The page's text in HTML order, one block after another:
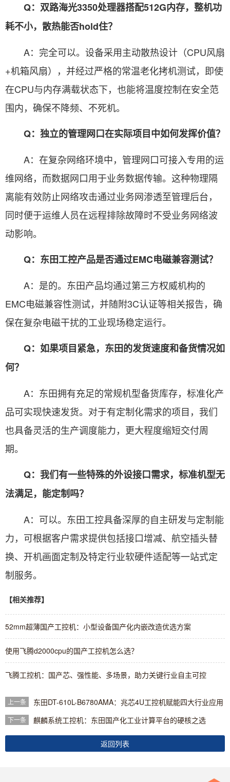
Q：双路海光3350处理器搭配512G内存，整机功
耗不小，散热能否hold住？
A：完全可以。设备采用主动散热设计（CPU风扇
+机箱风扇），并经过严格的常温老化拷机测试，即使
在CPU与内存满载状态下，也能将温度控制在安全范
围内，确保不降频、不死机。
Q：独立的管理网口在实际项目中如何发挥价值？
A：在复杂网络环境中，管理网口可接入专用的运
维网络，而数据网口用于业务数据传输。这种物理隔
离能有效防止网络攻击通过业务网渗透至管理后台，
同时便于运维人员在远程排除故障时不受业务网络波
动影响。
Q：东田工控产品是否通过EMC电磁兼容测试？
A：是的。东田产品均通过第三方权威机构的
EMC电磁兼容性测试，并随附3C认证等相关报告，确
保在复杂电磁干扰的工业现场稳定运行。
Q：如果项目紧急，东田的发货速度和备货情况如
何？
A：东田拥有充足的常规机型备货库存，标准化产
品可实现快速发货。对于有定制化需求的项目，我们
也具备灵活的生产调度能力，更大程度缩短交付周
期。
Q：我们有一些特殊的外设接口需求，标准机型无
法满足，能定制吗？
A：可以。东田工控具备深厚的自主研发与定制能
力，可根据客户需求提供包括接口增减、航空插头替
换、开机画面定制及特定行业软硬件适配等一站式定
制服务。
【相关推荐】
52mm超薄国产工控机：小型设备国产化内嵌改造优选方案
使用飞腾d2000cpu的国产工控机怎么选？
飞腾工控机：国产芯、强性能、多场景，助力关键行业自主可控
上一条 东田DT-610L-B6780AMA：兆芯4U工控机赋能四大行业应用
下一条 麒麟系统工控机：东田国产化工业计算平台的硬核之选
返回列表